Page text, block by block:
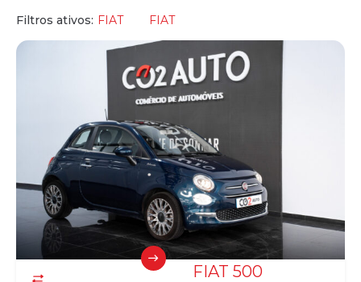
Filtros ativos: FIAT FIAT
FIAT 500